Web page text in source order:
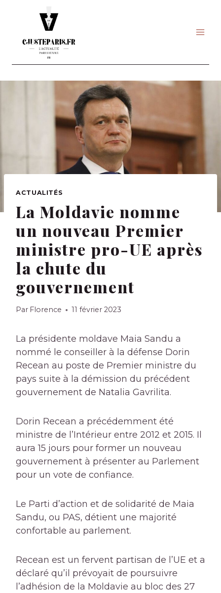
ACTUALITÉS
La Moldavie nomme
un nouveau Premier
ministre pro-UE après
la chute du
gouvernement
Par Florence 11 février 2023
La présidente moldave Maia Sandu a
nommé le conseiller à la défense Dorin
Recean au poste de Premier ministre du
pays suite à la démission du précédent
gouvernement de Natalia Gavrilita.
Dorin Recean a précédemment été
ministre de l’Intérieur entre 2012 et 2015. Il
aura 15 jours pour former un nouveau
gouvernement à présenter au Parlement
pour un vote de confiance.
Le Parti d’action et de solidarité de Maia
Sandu, ou PAS, détient une majorité
confortable au parlement.
Recean est un fervent partisan de l’UE et a
déclaré qu’il prévoyait de poursuivre
l’adhésion de la Moldavie au bloc des 27